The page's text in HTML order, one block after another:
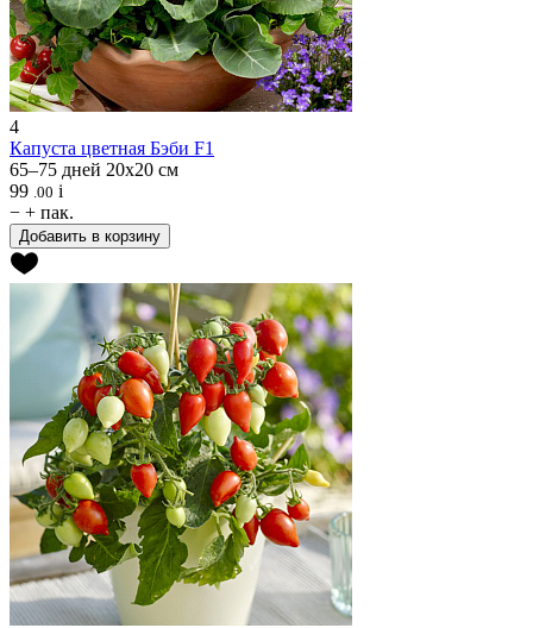
4
Капуста цветная Бэби F1
65–75 дней 20х20 см
99 .00 i
− + пак.
Добавить в корзину